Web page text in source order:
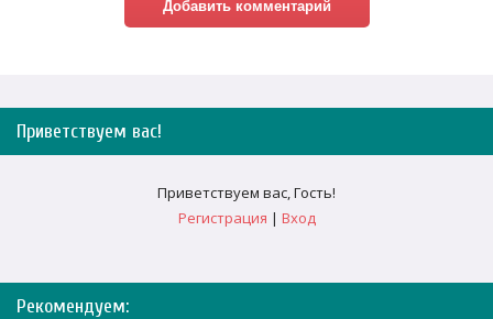
Приветствуем вас!
Приветствуем вас,Гость!
Регистрация | Вход
Рекомендуем: